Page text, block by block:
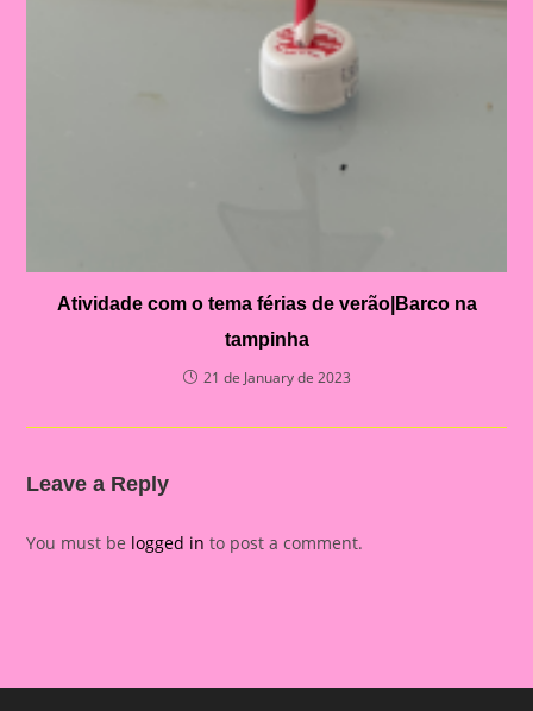
Atividade com o tema férias de verão|Barco na
tampinha
21 de January de 2023
Leave a Reply
You must be logged in to post a comment.